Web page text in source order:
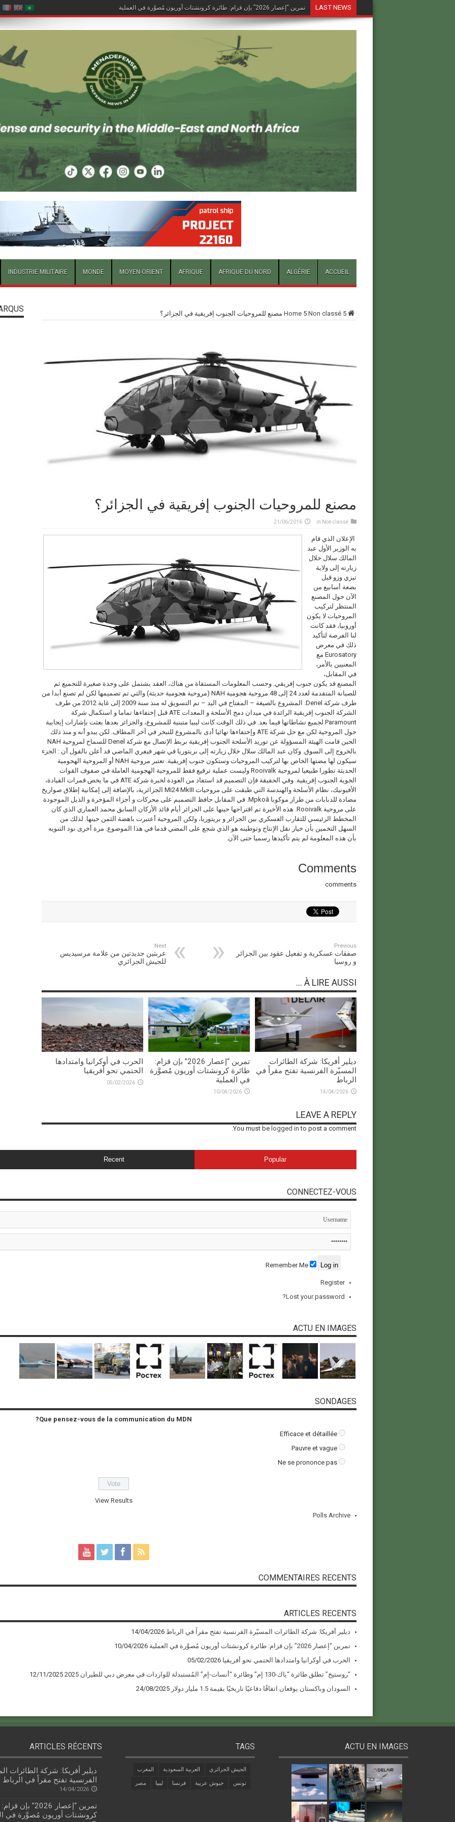
LAST NEWS تمرين “إعصار 2026” بإن قزام: طائرة كرونشتات أوريون مُصوَّرة في العملية
ACCUEIL
ALGÉRIE
AFRIQUE DU NORD
AFRIQUE
MOYEN-ORIENT
MONDE
INDUSTRIE MILITAIRE
Home5 Non classé5 مصنع للمروحيات الجنوب إفريقية في الجزائر؟
مصنع للمروحيات الجنوب إفريقية في الجزائر؟
in Non classé
21/06/2016
الإعلان الذي قام
به الوزير الأول عبد
المالك سلال خلال
زيارته إلى ولاية
تيزي وزو قبل
بضعة أسابيع من
الآن حول المصنع
المنتظر لتركيب
المروحيات لا يكون
أوروبيا، فقد كانت
لنا الفرصة لتأكيد
ذلك في معرض
Eurosatory مع
المعنيين بالأمر،
في المقابل،
المصنع قد يكون جنوب إفريقي. وحسب المعلومات المستقاة من هناك، العقد يشتمل على وحدة صغيرة للتجميع ثم
للصيانة المتقدمة لعدد 24 إلى 48 مروحية هجومية NAH (مروحية هجومية حديثة) والتي تم تصميمها لكن لم تصنع أبدا من
طرف شركة Denel. المشروع بالصيغة – المفتاح في اليد – تم التسويق له منذ سنة 2009 إلى غاية 2012 من طرف
الشركة الجنوب إفريقية الرائدة في ميدان دمج الأسلحة و المعدات ATE قبل إختفاءها تماما و استكمال شركة
Paramount لجميع نشاطاتها فيما بعد. في ذلك الوقت كانت ليبيا متبنية للمشروع، والجزائر بعدها بعثت بإشارات إيجابية
حول المروحية لكن مع حل شركة ATE وإختفاءها نهائيا أدى بالمشروع للتبخر في آخر المطاف. لكن يبدو أنه و منذ ذلك
الحين قامت الهيئة المسؤولة عن توريد الأسلحة الجنوب إفريقية بربط الإتصال مع شركة Denel للسماح لمروحية NAH
بالخروج إلى السوق. وكان عبد المالك سلال خلال زيارته إلى بريتوريا في شهر فيفري الماضي قد أعلن بالقول أن : الجزء
سيكون لها مضتها الخاص بها لتركيب المروحيات وستكون جنوب إفريقية. تعتبر مروحية NAH أو المروحية الهجومية
الحديثة تطورا طبيعيا لمروحية Rooivalk وليست عملية ترقيع فقط للمروحية الهجومية العاملة في صفوف القوات
الجوية الجنوب إفريقية. وفي الحقيقة فإن التصميم قد استفاد من العودة لخبرة شركة ATE في ما يخص قمرات القيادة،
الأفيونيك، نظام الأسلحة والهندسة التي طبقت على مروحيات Mi24 MkIII الجزائرية، بالإضافة إلى إمكانية إطلاق صواريخ
مضادة للدبابات من طراز موكوبا Mpkoâ. في المقابل حافظ التصميم على محركات و أجزاء المؤخرة و الذيل الموجودة
على مروحية Rooivalk. هذه الأخيرة تم اقتراحها حينها على الجزائر أيام قائد الأركان السابق محمد العماري الذي كان
المخطط الرئيسي للتقارب العسكري بين الجزائر و بريتوريا، ولكن المروحية أعتبرت باهضة الثمن حينها. لذلك من
السهل التخمين بأن خيار نقل الإنتاج وتوطينه هو الذي شجع على المضي قدما في هذا الموضوع. مرة أخرى نود التنويه
بأن هذه المعلومة لم يتم تأكيدها رسميا حتى الآن.
Comments
comments
Previous:
صفقات عسكرية و تفعيل عقود بين الجزائر
و روسيا
Next:
عربتين جديدتين من علامة مرسيديس
للجيش الجزائري
À LIRE AUSSI ...
ديلير أفريكا: شركة الطائرات
المسيّرة الفرنسية تفتح مقراً في
الرباط
14/04/2026
تمرين “إعصار 2026” بإن قزام:
طائرة كرونشتات أوريون مُصوَّرة
في العملية
10/04/2026
الحرب في أوكرانيا وامتدادها
الحتمي نحو أفريقيا
05/02/2026
LEAVE A REPLY
You must be logged in to post a comment.
Popular
Recent
CONNECTEZ-VOUS
Remember Me
Register
Lost your password?
ACTU EN IMAGES
SONDAGES
Que pensez-vous de la communication du MDN?
Efficace et détaillée
Pauvre et vague
Ne se prononce pas
View Results
Polls Archive
COMMENTAIRES RECENTS
ARTICLES RECENTS
ديلير أفريكا: شركة الطائرات المسيّرة الفرنسية تفتح مقراً في الرباط 14/04/2026
تمرين “إعصار 2026” بإن قزام: طائرة كرونشتات أوريون مُصوَّرة في العملية
10/04/2026
الحرب في أوكرانيا وامتدادها الحتمي نحو أفريقيا 05/02/2026
“روستيخ” تطلق طائرة “ياك-130 إم” وطائرة “أنسات-إم” المُستبدلة للواردات في معرض دبي للطيران 2025
12/11/2025
السودان وباكستان يوقعان اتفاقًا دفاعيًا تاريخيًا بقيمة 1.5 مليار دولار
24/08/2025
ACTU EN IMAGES
TAGS
الجيش الجزائري العربية السعودية المغرب
تونس جيوش عربية فرنسا ليبيا مصر
ARTICLES RÉCENTS
ديلير أفريكا: شركة الطائرات
الفرنسية تفتح مقراً في الرباط
14/04/2026
تمرين “إعصار 2026”
كرونشتات أوريون مُصوَّرة في